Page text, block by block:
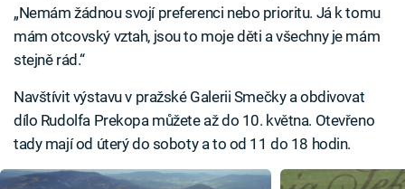
„Nemám žádnou svojí preferenci nebo prioritu. Já k tomu
mám otcovský vztah, jsou to moje děti a všechny je mám
stejně rád.“
Navštívit výstavu v pražské Galerii Smečky a obdivovat
dílo Rudolfa Prekopa můžete až do 10. května. Otevřeno
tady mají od úterý do soboty a to od 11 do 18 hodin.